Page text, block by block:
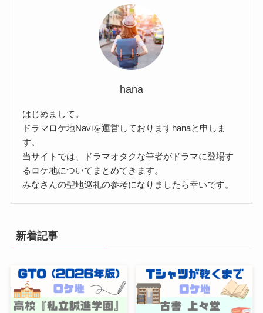
hana
はじめまして。
ドラマロケ地Naviを運営しておりますhanaと申しま
す。
当サイトでは、ドラマオタクな筆者がドラマに登場す
るロケ地についてまとめてきます。
みなさんの聖地巡礼の参考になりましたら幸いです。
新着記事